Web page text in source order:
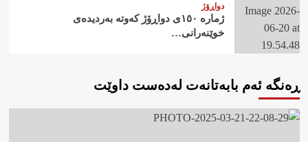
دواڕۆژ
ژمارە ١٥٠ی دواڕۆژ کەوتە بەردیدەی
خوێنەرانی…
ڕەنگە ئەم بابەتانەت لەدەست داوێت